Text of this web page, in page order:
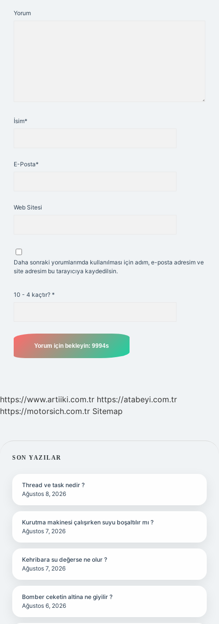
Yorum
İsim*
E-Posta*
Web Sitesi
Daha sonraki yorumlarımda kullanılması için adım, e-posta adresim ve
site adresim bu tarayıcıya kaydedilsin.
10 - 4 kaçtır? *
https://www.artiiki.com.tr https://atabeyi.com.tr
https://motorsich.com.tr Sitemap
SIDEBAR
SON YAZILAR
Thread ve task nedir ?
Ağustos 8, 2026
Kurutma makinesi çalışırken suyu boşaltılır mı ?
Ağustos 7, 2026
Kehribara su değerse ne olur ?
Ağustos 7, 2026
Bomber ceketin altina ne giyilir ?
Ağustos 6, 2026